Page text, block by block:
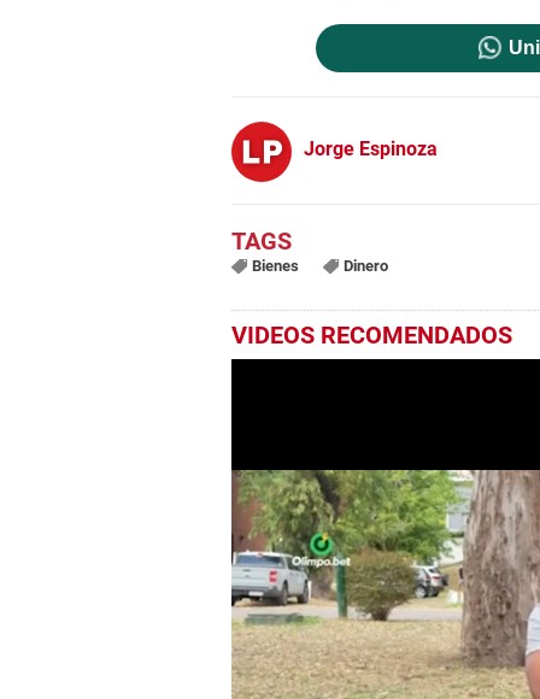
Jorge Espinoza
Bienes Dinero
VIDEOS RECOMENDADOS